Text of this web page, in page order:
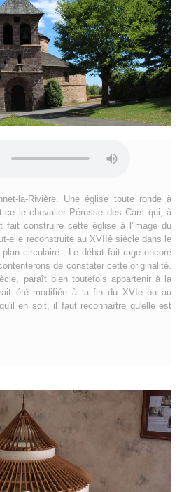
la-Rivière. Une église toute ronde à
ce le chevalier Pérusse des Cars qui, à
fait construire cette église à l'image du
elle reconstruite au XVIIè siècle dans le
circulaire : Le débat fait rage encore
de constater cette originalité.
paraît bien toutefois appartenir à la
été modifiée à la fin du XVIe ou au
en soit, il faut reconnaître qu'elle est